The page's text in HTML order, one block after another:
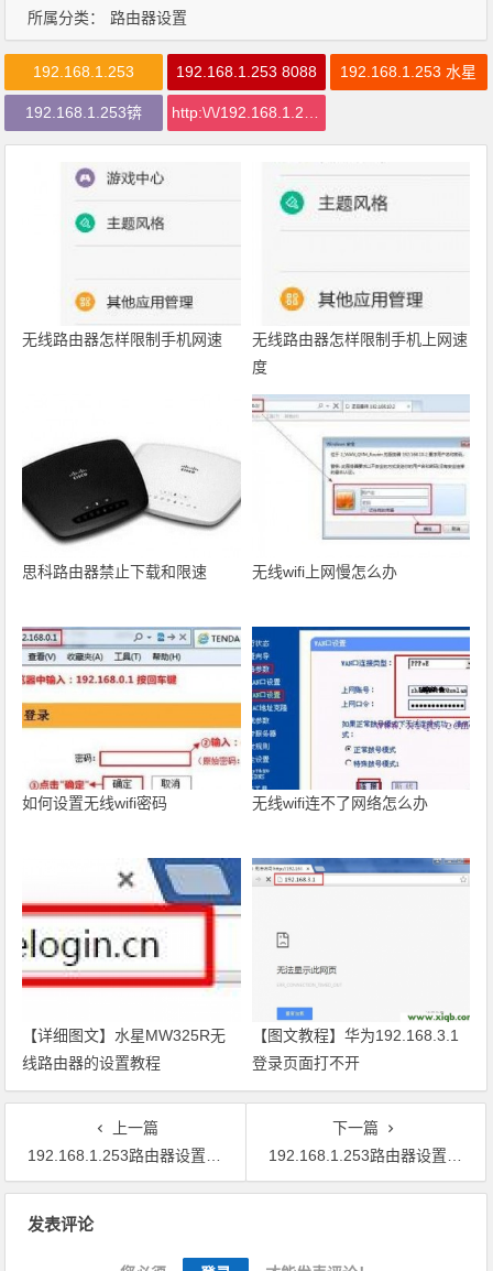
所属分类： 路由器设置
192.168.1.253 192.168.1.253 8088 192.168.1.253 水星
192.168.1.253锛
无线路由器怎样限制手机网速
无线路由器怎样限制手机上网速
度
思科路由器禁止下载和限速 无线wifi上网慢怎么办
如何设置无线wifi密码 无线wifi连不了网络怎么办
【详细图文】水星MW325R无
线路由器的设置教程
【图文教程】华为192.168.3.1
登录页面打不开
上一篇
192.168.1.253路由器设置(Bridge桥接模式)
下一篇
192.168.1.253路由器设置(Router模式)
发表评论